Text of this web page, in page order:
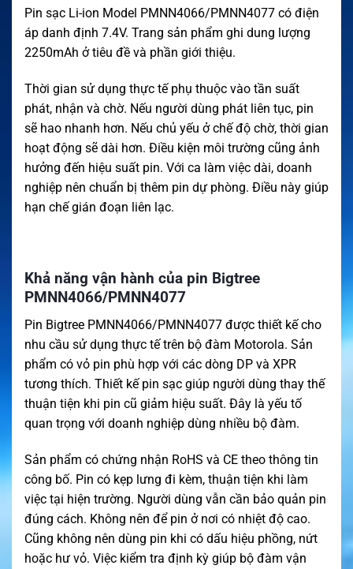
Pin sạc Li-ion Model PMNN4066/PMNN4077 có điện
áp danh định 7.4V. Trang sản phẩm ghi dung lượng
2250mAh ở tiêu đề và phần giới thiệu.
Thời gian sử dụng thực tế phụ thuộc vào tần suất
phát, nhận và chờ. Nếu người dùng phát liên tục, pin
sẽ hao nhanh hơn. Nếu chủ yếu ở chế độ chờ, thời gian
hoạt động sẽ dài hơn. Điều kiện môi trường cũng ảnh
hưởng đến hiệu suất pin. Với ca làm việc dài, doanh
nghiệp nên chuẩn bị thêm pin dự phòng. Điều này giúp
hạn chế gián đoạn liên lạc.
Khả năng vận hành của pin Bigtree
PMNN4066/PMNN4077
Pin Bigtree PMNN4066/PMNN4077 được thiết kế cho
nhu cầu sử dụng thực tế trên bộ đàm Motorola. Sản
phẩm có vỏ pin phù hợp với các dòng DP và XPR
tương thích. Thiết kế pin sạc giúp người dùng thay thế
thuận tiện khi pin cũ giảm hiệu suất. Đây là yếu tố
quan trọng với doanh nghiệp dùng nhiều bộ đàm.
Sản phẩm có chứng nhận RoHS và CE theo thông tin
công bố. Pin có kẹp lưng đi kèm, thuận tiện khi làm
việc tại hiện trường. Người dùng vẫn cần bảo quản pin
đúng cách. Không nên để pin ở nơi có nhiệt độ cao.
Cũng không nên dùng pin khi có dấu hiệu phồng, nứt
hoặc hư vỏ. Việc kiểm tra định kỳ giúp bộ đàm vận